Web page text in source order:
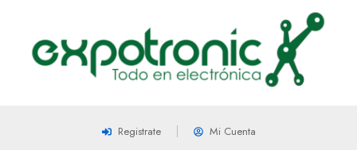
Registrate Mi Cuenta